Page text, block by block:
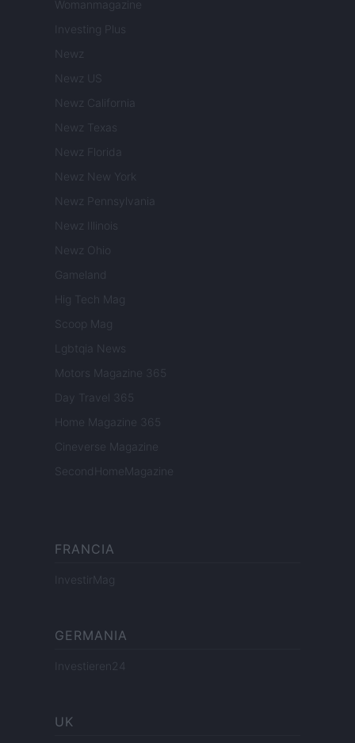
Womanmagazine
Investing Plus
Newz
Newz US
Newz California
Newz Texas
Newz Florida
Newz New York
Newz Pennsylvania
Newz Illinois
Newz Ohio
Gameland
Hig Tech Mag
Scoop Mag
Lgbtqia News
Motors Magazine 365
Day Travel 365
Home Magazine 365
Cineverse Magazine
SecondHomeMagazine
FRANCIA
InvestirMag
GERMANIA
Investieren24
UK